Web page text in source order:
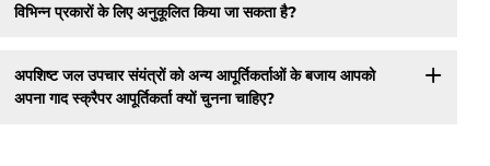
विभिन्न प्रकारों के लिए अनुकूलित किया जा सकता है?
अपशिष्ट जल उपचार संयंत्रों को अन्य आपूर्तिकर्ताओं के बजाय आपको
अपना गाद स्क्रैपर आपूर्तिकर्ता क्यों चुनना चाहिए?